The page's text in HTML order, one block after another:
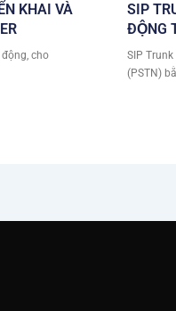
KHAI VÀ
cho
SIP
ĐỘNG
SIP
(PSTN)